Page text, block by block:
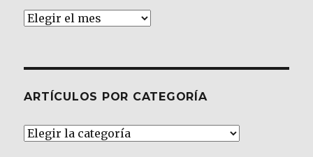
Archivos
ARTÍCULOS POR CATEGORÍA
Artículos